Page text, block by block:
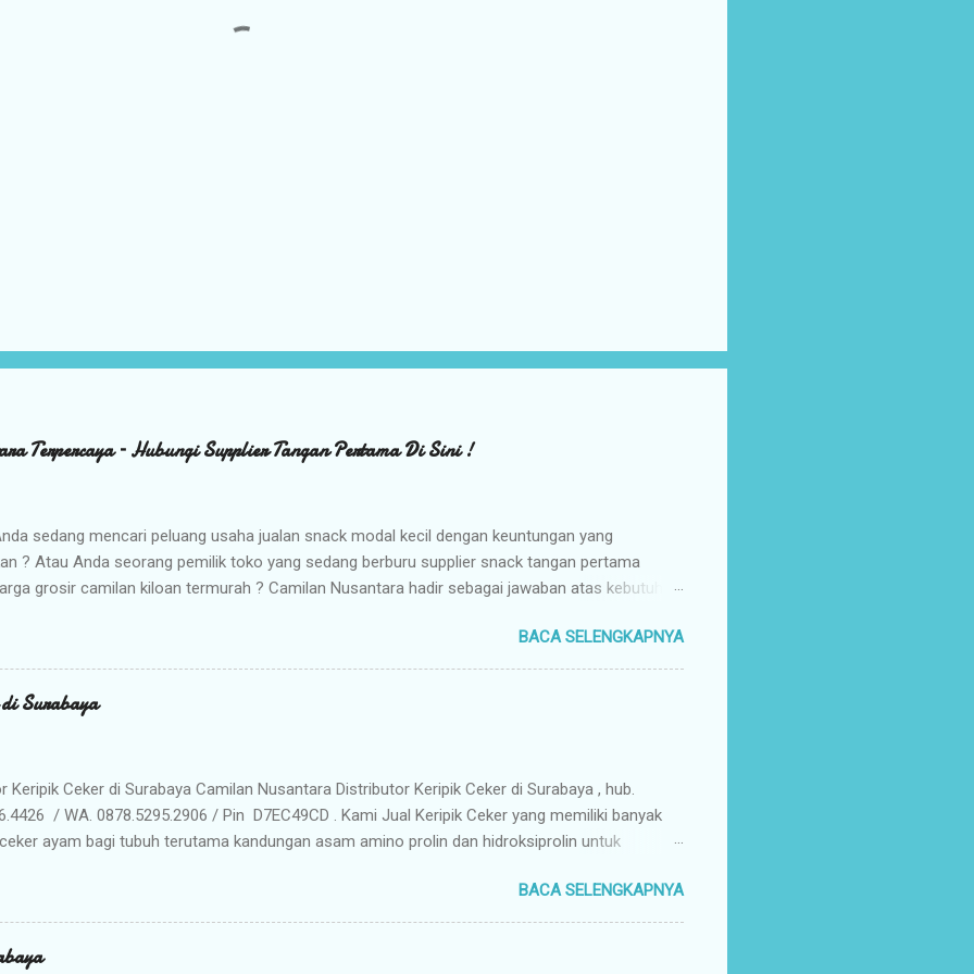
Terpercaya – Hubungi Supplier Tangan Pertama Di Sini !
sedang mencari peluang usaha jualan snack modal kecil dengan keuntungan yang
? Atau Anda seorang pemilik toko yang sedang berburu supplier snack tangan pertama
grosir camilan kiloan termurah ? Camilan Nusantara hadir sebagai jawaban atas kebutuhan
dan camilan kering berkualitas premium langsung dari gudang pusat (tangan pertama).
Camilan Nusantara sebagai Mitra Bisnis Anda ? Harga Grosir Tangan Pertama : Karena
distributor utama, Anda mendapatkan jaminan harga termurah untuk memaksimalkan margin
Anda saat dijual kembali. Kualitas & Rasa Terjamin : Produk dikemas secara higienis, renyah,
BACA SELENGKAPNYA
Surabaya
Keripik Ceker di Surabaya Camilan Nusantara Distributor Keripik Ceker di Surabaya , hub.
/ WA. 0878.5295.2906 / Pin D7EC49CD . Kami Jual Keripik Ceker yang memiliki banyak
ayam bagi tubuh terutama kandungan asam amino prolin dan hidroksiprolin untuk
makanan ringan yang digoreng hingga krispi dan garing. Bumbu rempah-rempah yang
membuat rasa Keripik Ceker menjadi semakin menggoda. Rasa yang gurih dan renyah
Keripik Ceker bisa menjadi pilihan istimewa untuk oleh-oleh keluarga. Keripik ceker ayam
BACA SELENGKAPNYA